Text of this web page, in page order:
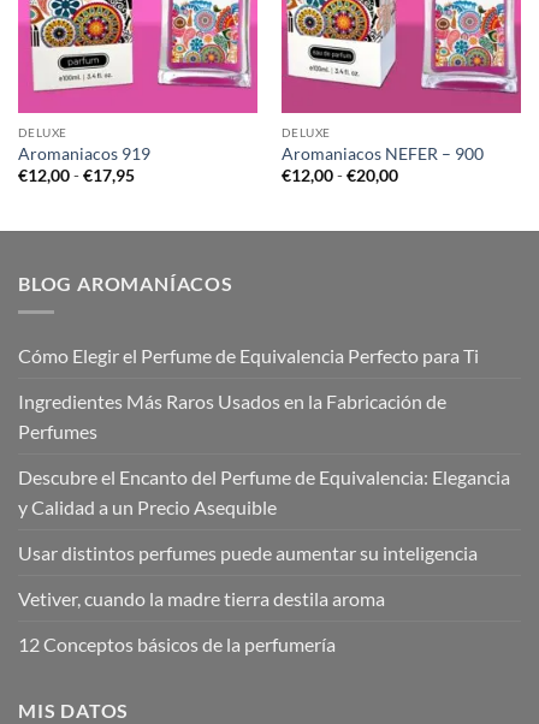
DELUXE
Aromaniacos 919
€12,00 - €17,95Rango
€12,00
DELUXE
Aromaniacos NEFER – 900
€12,00 - €20,00Rango
€12,00
BLOG AROMANÍACOS
Cómo Elegir el Perfume de Equivalencia Perfecto para Ti
Ingredientes Más Raros Usados en la Fabricación de
Perfumes
Descubre el Encanto del Perfume de Equivalencia: Elegancia
y Calidad a un Precio Asequible
Usar distintos perfumes puede aumentar su inteligencia
Vetiver, cuando la madre tierra destila aroma
12 Conceptos básicos de la perfumería
MIS DATOS